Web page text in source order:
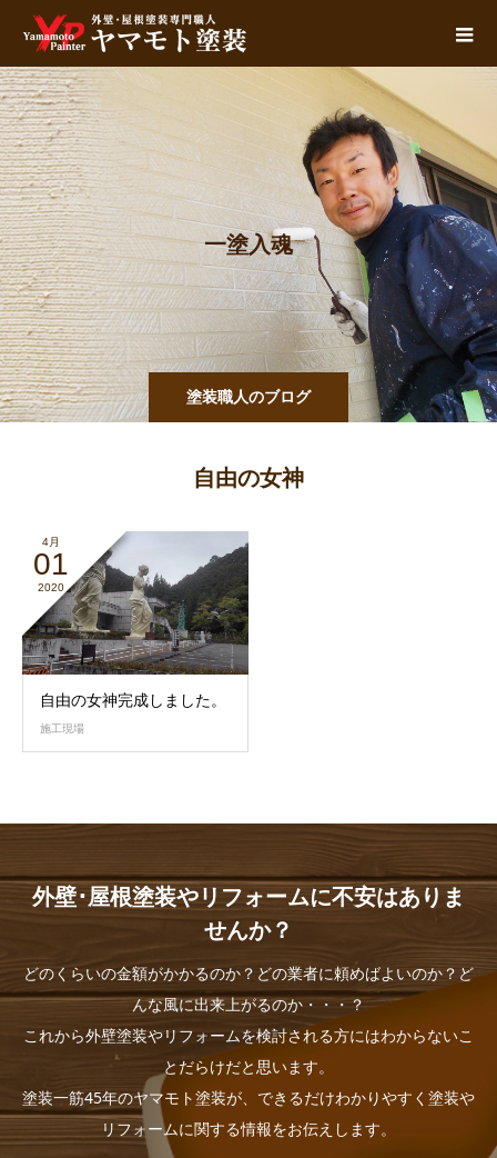
塗装職人のブログ
一塗入魂
自由の女神
4月
01
2020
自由の女神完成しました。
施工現場
外壁･屋根塗装やリフォームに不安はありま
せんか？
どのくらいの金額がかかるのか？どの業者に頼めばよいのか？ど
んな風に出来上がるのか・・・？
これから外壁塗装やリフォームを検討される方にはわからないこ
とだらけだと思います。
塗装一筋45年のヤマモト塗装が、できるだけわかりやすく塗装や
リフォームに関する情報をお伝えします。